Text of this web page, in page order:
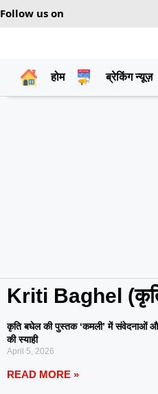
Follow us on
होम ब्रेकिंग न्यूज़
Kriti Baghel
कृति बघेल की पुस्तक ‘कमली’ में संवेदनाओं
की स्याही
April 5, 2026
READ MORE »